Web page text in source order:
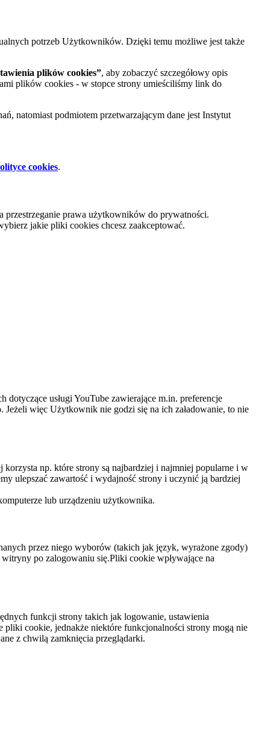
potrzeb Użytkowników. Dzięki temu możliwe jest także
plików cookies”, aby zobaczyć szczegółowy opis
plików cookies - w stopce strony umieściliśmy link do
natomiast podmiotem przetwarzającym dane jest Instytut
cookies.
przestrzeganie prawa użytkowników do prywatności.
jakie pliki cookies chcesz zaakceptować.
usługi YouTube zawierające m.in. preferencje
więc Użytkownik nie godzi się na ich załadowanie, to nie
np. które strony są najbardziej i najmniej popularne i w
ulepszać zawartość i wydajność strony i uczynić ją bardziej
lub urządzeniu użytkownika.
przez niego wyborów (takich jak język, wyrażone zgody)
po zalogowaniu się.Pliki cookie wpływające na
funkcji strony takich jak logowanie, ustawienia
pliki cookie, jednakże niektóre funkcjonalności strony mogą nie
z chwilą zamknięcia przeglądarki.